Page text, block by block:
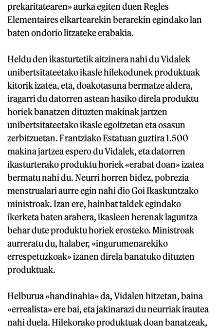
prekaritatearen» aurka egiten duen Regles
Elementaires elkartearekin berarekin egindako lan
baten ondorio litzateke erabakia.
Heldu den ikasturtetik aitzinera nahi du Vidalek
unibertsitateetako ikasle hilekodunek produktuak
kitorik izatea, eta, doakotasuna bermatze aldera,
iragarri du datorren astean hasiko direla produktu
horiek banatzen dituzten makinak jartzen
unibertsitateetako ikasle egoitzetan eta osasun
zerbitzuetan. Frantziako Estatuan guztira 1.500
makina jartzea espero du Vidalek, eta datorren
ikasturterako produktu horiek «erabat doan» izatea
bermatu nahi du. Neurri horren bidez, pobrezia
menstrualari aurre egin nahi dio Goi Ikaskuntzako
ministroak. Izan ere, hainbat taldek egindako
ikerketa baten arabera, ikasleen herenak laguntza
behar dute produktu horiek erosteko. Ministroak
aurreratu du, halaber, «ingurumenarekiko
errespetuzkoak» izanen direla banatuko dituzten
produktuak.
Helburua «handinahia» da, Vidalen hitzetan, baina
«errealista» ere bai, eta jakinarazi du neurriak irautea
nahi duela. Hilekorako produktuak doan banatzeak,